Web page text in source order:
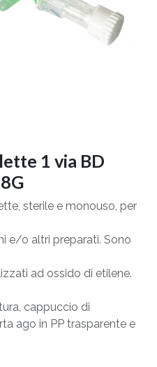
1 via BD
sterile e monouso, per
e/o altri preparati. Sono
ad ossido di etilene.
cappuccio di
ago in PP trasparente e